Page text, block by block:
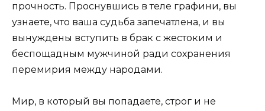
прочность. Проснувшись в теле графини, вы
узнаете, что ваша судьба запечатлена, и вы
вынуждены вступить в брак с жестоким и
беспощадным мужчиной ради сохранения
перемирия между народами.
Мир, в который вы попадаете, строг и не